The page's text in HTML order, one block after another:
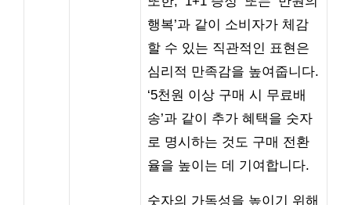
행복’과 같이 소비자가 체감
할 수 있는 직관적인 표현은
심리적 만족감을 높여줍니다.
‘5천원 이상 구매 시 무료배
송’과 같이 추가 혜택을 숫자
로 명시하는 것도 구매 전환
율을 높이는 데 기여합니다.
숫자의 가독성을 높이기 위해